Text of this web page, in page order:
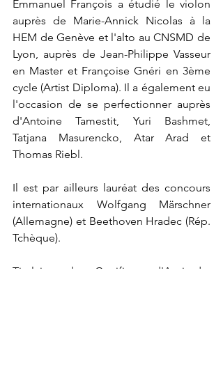
Emmanuel François a étudié le violon
auprès de Marie-Annick Nicolas à la
HEM de Genève et l'alto au CNSMD de
Lyon, auprès de Jean-Philippe Vasseur
en Master et Françoise Gnéri en 3ème
cycle (Artist Diploma). Il a également eu
l'occasion de se perfectionner auprès
d'Antoine Tamestit, Yuri Bashmet,
Tatjana Masurencko, Atar Arad et
Thomas Riebl.
Il est par ailleurs lauréat des concours
internationaux Wolfgang Märschner
(Allemagne) et Beethoven Hradec (Rép.
Tchèque).
Titulaire du Certificat d'Aptitude,